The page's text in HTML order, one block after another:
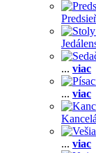
... viac
... viac
... viac